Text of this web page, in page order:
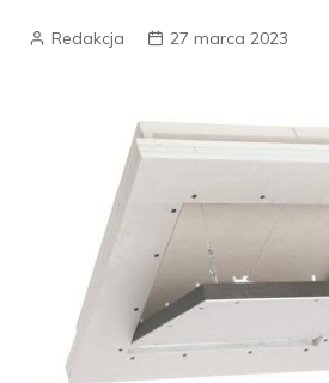
Redakcja 27 marca 2023